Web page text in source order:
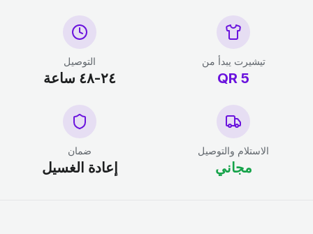
تيشيرت يبدأ من
5
QR
التوصيل
٢٤-٤٨ ساعة
الاستلام والتوصيل
مجاني
ضمان
إعادة الغسيل